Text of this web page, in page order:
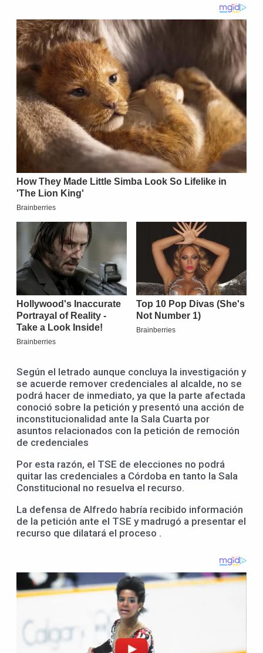
Según el letrado aunque concluya la investigación y
se acuerde remover credenciales al alcalde, no se
podrá hacer de inmediato, ya que la parte afectada
conoció sobre la petición y presentó una acción de
inconstitucionalidad ante la Sala Cuarta por
asuntos relacionados con la petición de remoción
de credenciales
Por esta razón, el TSE de elecciones no podrá
quitar las credenciales a Córdoba en tanto la Sala
Constitucional no resuelva el recurso.
La defensa de Alfredo habría recibido información
de la petición ante el TSE y madrugó a presentar el
recurso que dilatará el proceso .